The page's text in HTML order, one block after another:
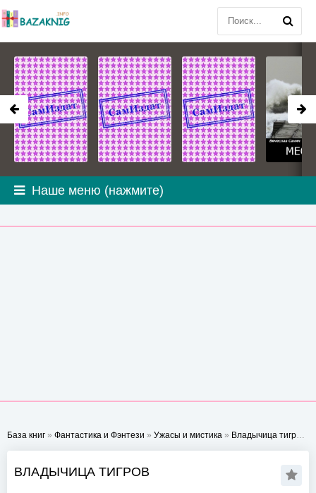
Наше меню (нажмите)
База книг » Фантастика и Фэнтези » Ужасы и мистика » Владычица тигров
ВЛАДЫЧИЦА ТИГРОВ